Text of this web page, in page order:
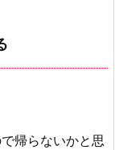
帰らないかと思